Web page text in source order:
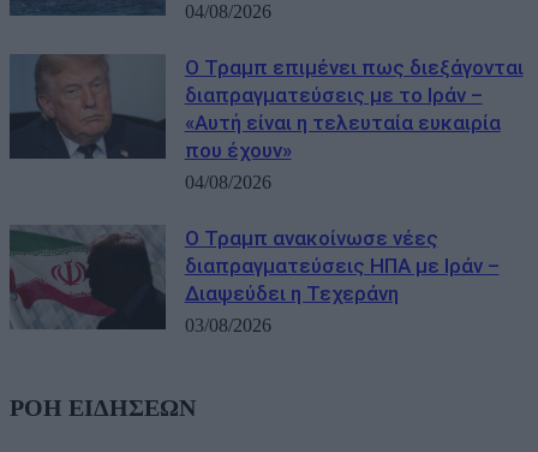
04/08/2026
Ο Τραμπ επιμένει πως διεξάγονται
διαπραγματεύσεις με το Ιράν –
«Αυτή είναι η τελευταία ευκαιρία
που έχουν»
04/08/2026
Ο Τραμπ ανακοίνωσε νέες
διαπραγματεύσεις ΗΠΑ με Ιράν –
Διαψεύδει η Τεχεράνη
03/08/2026
ΡΟΗ ΕΙΔΗΣΕΩΝ